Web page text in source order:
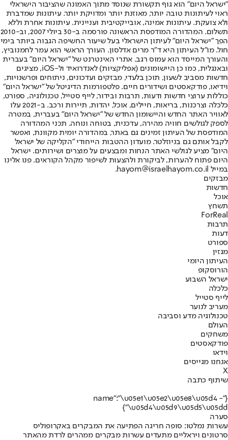
"ישראל היום" הוא גוף תקשורת שנוסד מתוך האמונה שהציבור הישראלי
ראוי לעיתונות טובה יותר, מאוזנת יותר ומדויקת יותר. עיתונות שמדברת
ולא צועקת. עיתונות אמינה, אובייקטיבית ועניינית. עיתונות אחרת וללא
תשלום. המהדורה המודפסת הראשונה פורסמה ב-30 ביולי 2007, וב-2010
הפך "ישראל היום" לעיתון הישראלי בעל שיעור החשיפה הגבוה ביותר בימי
חול. מו"ל העיתון היא ד"ר מרים אדלסון. העורך הראשי הוא עמר לחמנוביץ,
והעורך המייסד הוא עמוס רגב. אתרי האינטרנט של "ישראל היום" בעברית
ובאנגלית, כמו כן היישומונים (אפליקציות) לאנדרואיד ול-iOS, מציגים
חדשות מסביב לשעון, תוכן בלעדי, מבזקים ועדכונים, ניתוחים ופרשנויות,
וידיאו, פודקאסטים ושידורים חיים. פלטפורמות הדיגיטל של "ישראל היום"
כוללות ערוצי חדשות ודעות, תרבות ובידור, לייף סטייל, טכנולוגיה, ספורט,
כלכלה וצרכנות, בריאות, חיילים, אוכל, יהדות, תיירות ורכב. ב-2021 עלו
לאוויר האתר החדש והיישומון החדש של "ישראל היום" בעברית, במטרה
לספק לגולשים חוויה מהירה, עדכנית, בטוחה ונוחה. תכני המהדורה
המודפסת של העיתון זמינים גם באתר, במהדורה יומית מקוונת, ואפשר
לקבל אותם גם בניוזלטר. מועדון ההטבות הייחודי "הקליקה של ישראל
היום" מציע לגולשי האתר הנחות ומבצעים על מוצרים ושירותים. ישראל
היום פתוח להערות, לביקורת ולהצעות לשיפור מקהל הקוראים. פנו אלינו
במייל hayom@israelhayom.co.il.
מבזקים
חדשות
אוכל
תשחץ
ForReal
תרבות
דעות
ספורט
מגזין
העיתון היומי
הורוסקופ
ישראל השבוע
כלכלה
לייף סטייל
מעריב לנוער
טכנולוגיה מדע וסביבה
העולם
משחקים
פודקאסטים
וידאו
אנחנו מגייסים
X
שיתוף כתבה
{"name":"\u05e1\u05e2\u05e8\u05d4 -
\u05d4\u05d9\u05d5\u05dd"}
סערה
עשרות נמלטו: סופה חריגה הפתיעה את המבקרים באקרופוליס
סרטונים ויראליים מתעדים עשרות מבקרים ממהרים לרדת מהאתר